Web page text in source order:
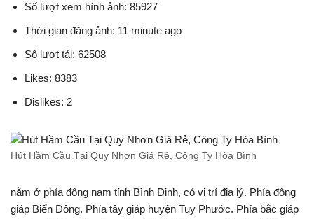
Số lượt xem hình ảnh: 85927
Thời gian đăng ảnh: 11 minute ago
Số lượt tải: 62508
Likes: 8383
Dislikes: 2
Hút Hầm Cầu Tại Quy Nhơn Giá Rẻ, Công Ty Hòa Bình
nằm ở phía đông nam tỉnh Bình Định, có vị trí địa lý. Phía đông
giáp Biển Đông. Phía tây giáp huyện Tuy Phước. Phía bắc giáp